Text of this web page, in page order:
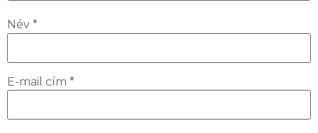
Név *
E-mail cím *